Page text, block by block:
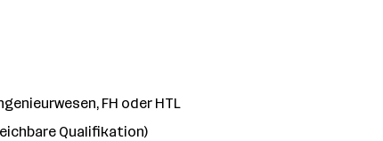
FH oder HTL
Qualifikation)